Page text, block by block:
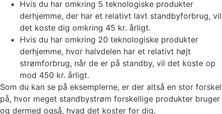
Hvis du har omkring 5 teknologiske produkter
derhjemme, der har et relativt lavt standbyforbrug, vil
det koste dig omkring 45 kr. årligt.
Hvis du har omkring 20 teknologiske produkter
derhjemme, hvor halvdelen har et relativt højt
strømforbrug, når de er på standby, vil det koste op
mod 450 kr. årligt.
Som du kan se på eksemplerne, er der altså en stor forskel
på, hvor meget standbystrøm forskellige produkter bruger
og dermed også, hvad det koster for dig.